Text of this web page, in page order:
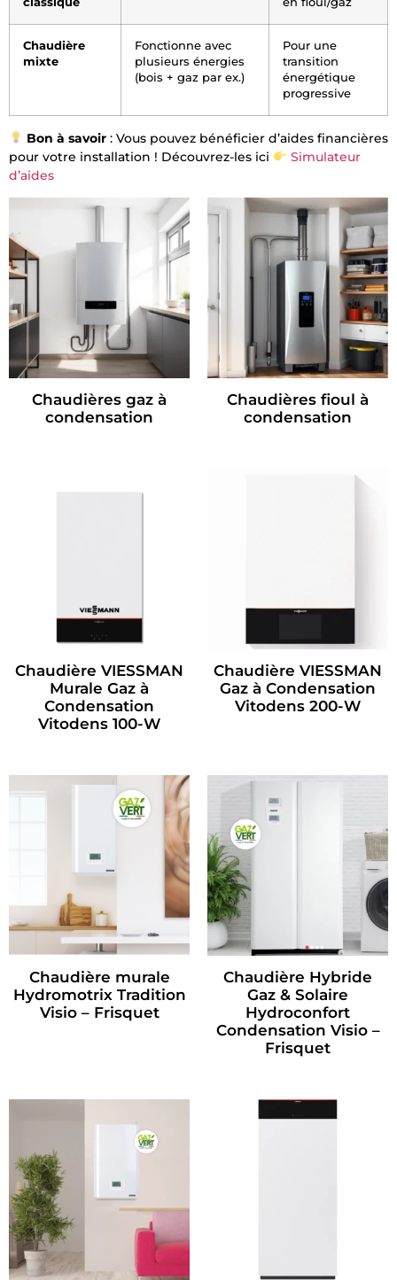
Chaudière
mixte
Fonctionne avec
plusieurs énergies
(bois + gaz par ex.)
Pour une
transition
énergétique
progressive
Bon à savoir: Vous pouvez bénéficier d’aides financières
pour votre installation ! Découvrez-les ici
Simulateur
d’aides
Chaudières gaz à
condensation
Chaudières fioul à
condensation
Chaudière VIESSMAN
Murale Gaz à
Condensation
Vitodens 100-W
Chaudière VIESSMAN
Gaz à Condensation
Vitodens 200-W
Chaudière murale
Hydromotrix Tradition
Visio – Frisquet
Chaudière Hybride
Gaz & Solaire
Hydroconfort
Condensation Visio –
Frisquet